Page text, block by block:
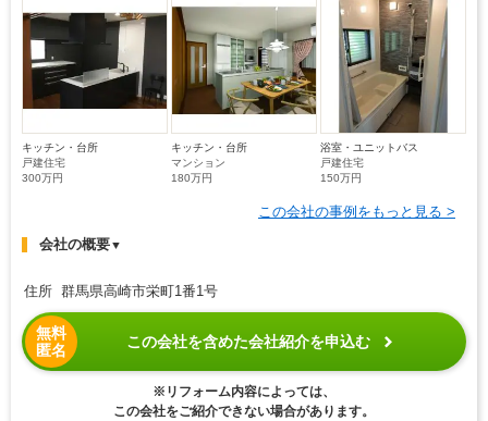
キッチン・台所
戸建住宅
300万円
キッチン・台所
マンション
180万円
浴室・ユニットバス
戸建住宅
150万円
この会社の事例をもっと見る >
会社の概要▼
住所 群馬県高崎市栄町1番1号
無料
匿名
この会社を含めた会社紹介を申込む
※リフォーム内容によっては、
この会社をご紹介できない場合があります。